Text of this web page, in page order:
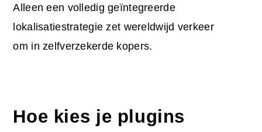
Alleen een volledig geïntegreerde
lokalisatiestrategie zet wereldwijd verkeer
om in zelfverzekerde kopers.
Hoe kies je plugins